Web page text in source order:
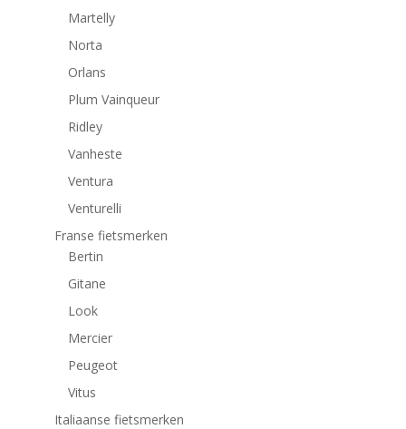
Martelly
Norta
Orlans
Plum Vainqueur
Ridley
Vanheste
Ventura
Venturelli
Franse fietsmerken
Bertin
Gitane
Look
Mercier
Peugeot
Vitus
Italiaanse fietsmerken